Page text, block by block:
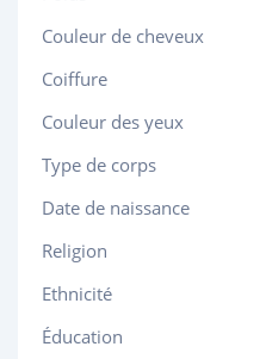
Couleur de cheveux
Coiffure
Couleur des yeux
Type de corps
Date de naissance
Religion
Ethnicité
Éducation